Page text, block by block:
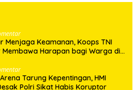
Menjaga Keamanan, Koops TNI
Membawa Harapan bagi Warga di
Tarung Kepentingan, HMI
Polri Sikat Habis Koruptor